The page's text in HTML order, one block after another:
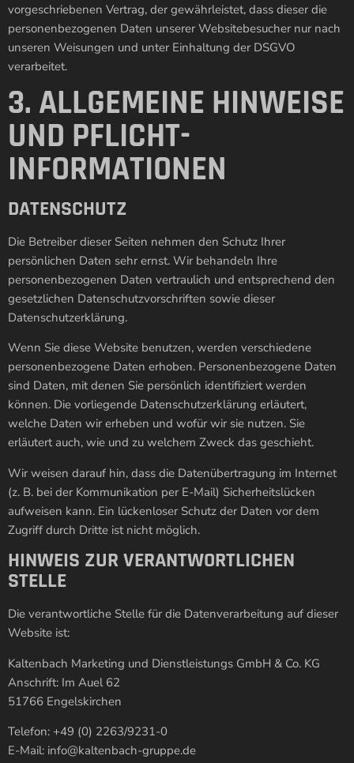
vorgeschriebenen Vertrag, der gewährleistet, dass dieser die
personenbezogenen Daten unserer Websitebesucher nur nach
unseren Weisungen und unter Einhaltung der DSGVO
verarbeitet.
3. ALLGEMEINE HINWEISE
UND PFLICHT­
INFORMATIONEN
DATENSCHUTZ
Die Betreiber dieser Seiten nehmen den Schutz Ihrer
persönlichen Daten sehr ernst. Wir behandeln Ihre
personenbezogenen Daten vertraulich und entsprechend den
gesetzlichen Datenschutzvorschriften sowie dieser
Datenschutzerklärung.
Wenn Sie diese Website benutzen, werden verschiedene
personenbezogene Daten erhoben. Personenbezogene Daten
sind Daten, mit denen Sie persönlich identifiziert werden
können. Die vorliegende Datenschutzerklärung erläutert,
welche Daten wir erheben und wofür wir sie nutzen. Sie
erläutert auch, wie und zu welchem Zweck das geschieht.
Wir weisen darauf hin, dass die Datenübertragung im Internet
(z. B. bei der Kommunikation per E-Mail) Sicherheitslücken
aufweisen kann. Ein lückenloser Schutz der Daten vor dem
Zugriff durch Dritte ist nicht möglich.
HINWEIS ZUR VERANTWORTLICHEN
STELLE
Die verantwortliche Stelle für die Datenverarbeitung auf dieser
Website ist:
Kaltenbach Marketing und Dienstleistungs GmbH & Co. KG
Anschrift: Im Auel 62
51766 Engelskirchen
Telefon: +49 (0) 2263/9231-0
E-Mail: info@kaltenbach-gruppe.de